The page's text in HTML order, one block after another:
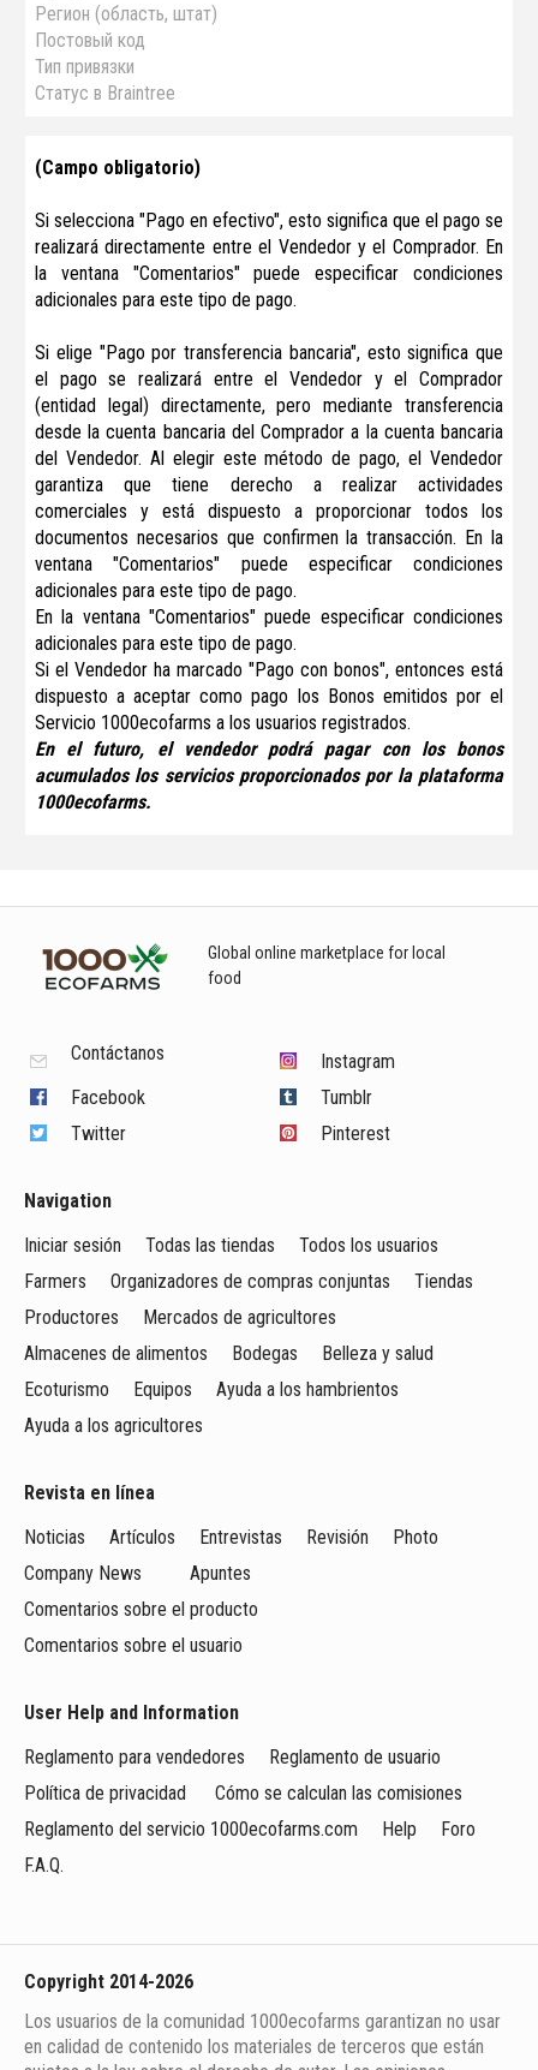
Регион (область, штат)
Постовый код
Тип привязки
Статус в Braintree
(Campo obligatorio)
Si selecciona "Pago en efectivo", esto significa que el pago se
realizará directamente entre el Vendedor y el Comprador. En
la ventana "Comentarios" puede especificar condiciones
adicionales para este tipo de pago.
Si elige "Pago por transferencia bancaria", esto significa que
el pago se realizará entre el Vendedor y el Comprador
(entidad legal) directamente, pero mediante transferencia
desde la cuenta bancaria del Comprador a la cuenta bancaria
del Vendedor. Al elegir este método de pago, el Vendedor
garantiza que tiene derecho a realizar actividades
comerciales y está dispuesto a proporcionar todos los
documentos necesarios que confirmen la transacción. En la
ventana "Comentarios" puede especificar condiciones
adicionales para este tipo de pago.
En la ventana "Comentarios" puede especificar condiciones
adicionales para este tipo de pago.
Si el Vendedor ha marcado "Pago con bonos", entonces está
dispuesto a aceptar como pago los Bonos emitidos por el
Servicio 1000ecofarms a los usuarios registrados.
En el futuro, el vendedor podrá pagar con los bonos
acumulados los servicios proporcionados por la plataforma
1000ecofarms.
Global online marketplace for local
food
Contáctanos
Facebook
Twitter
Instagram
Tumblr
Pinterest
Navigation
Iniciar sesión
Todas las tiendas
Todos los usuarios
Farmers
Organizadores de compras conjuntas
Tiendas
Productores
Mercados de agricultores
Almacenes de alimentos
Bodegas
Belleza y salud
Ecoturismo
Equipos
Ayuda a los hambrientos
Ayuda a los agricultores
Revista en línea
Noticias
Artículos Entrevistas Revisión
Photo
Company News
Apuntes
Comentarios sobre el producto
Comentarios sobre el usuario
User Help and Information
Reglamento para vendedores
Reglamento de usuario
Política de privacidad
Cómo se calculan las comisiones
Reglamento del servicio 1000ecofarms.com
Help
Foro
F.A.Q.
Copyright 2014-2026
Los usuarios de la comunidad 1000ecofarms garantizan no usar
en calidad de contenido los materiales de terceros que están